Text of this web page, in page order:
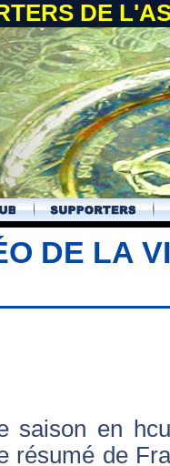
DE
DE LA
saison en
résumé de